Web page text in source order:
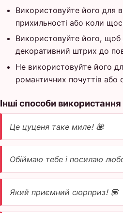
Використовуйте його для
прихильності або коли
Використовуйте його, щоб
декоративний штрих до
Не використовуйте його
романтичних почуттів або
Інші способи використання
Це цуценя таке миле! 💟
Обіймаю тебе і посилаю
Який приємний сюрприз! 💟